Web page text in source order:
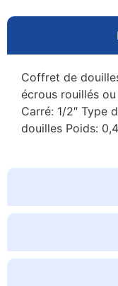
Coffret de
écrous rouillés
Carré: 1/2″ Type
douilles Poids: